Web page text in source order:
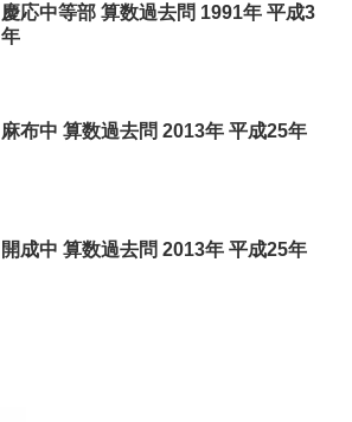
慶応中等部 算数過去問 1991年 平成3
年
麻布中 算数過去問 2013年 平成25年
開成中 算数過去問 2013年 平成25年